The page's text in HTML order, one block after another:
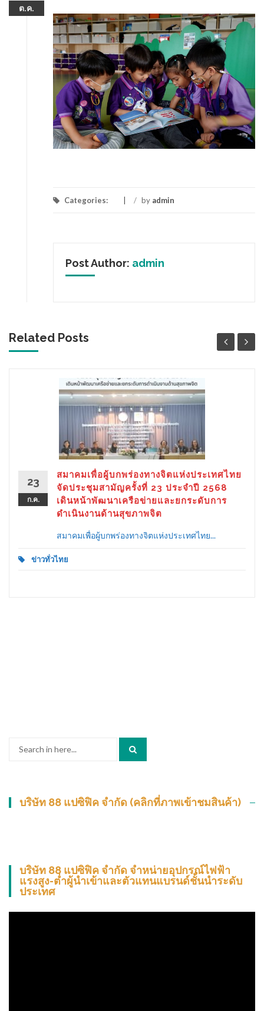
ต.ค.
Categories: / by admin
Post Author: admin
Related Posts
23
ก.ค.
สมาคมเพื่อผู้บกพร่องทางจิตแห่งประเทศไทย
จัดประชุมสามัญครั้งที่ 23 ประจำปี 2568
เดินหน้าพัฒนาเครือข่ายและยกระดับการ
ดำเนินงานด้านสุขภาพจิต
สมาคมเพื่อผู้บกพร่องทางจิตแห่งประเทศไทย...
ข่าวทั่วไทย
บริษัท 88 แปซิฟิค จำกัด (คลิกที่ภาพเข้าชมสินค้า)
บริษัท 88 แปซิฟิค จำกัด จำหน่ายอุปกรณ์ไฟฟ้า
แรงสูง-ต่ำผู้นำเข้าและตัวแทนแบรนด์ชั้นนำระดับ
ประเทศ